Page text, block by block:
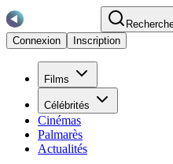
Connexion
Inscription
Films
Célébrités
Cinémas
Palmarès
Actualités